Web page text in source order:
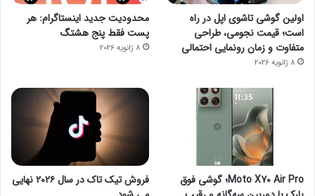
اولین گوشی تاشوی اپل در راه
است؛ قیمت نجومی، طراحی
متفاوت و زمان رونمایی احتمالی
8 ژانویه 2026
محدودیت جدید اینستاگرام: هر
پست فقط پنج هشتگ
8 ژانویه 2026
Moto X70 Air Pro؛ گوشی فوق
فروش تیک تاک در سال ۲۰۲۶ نهایی